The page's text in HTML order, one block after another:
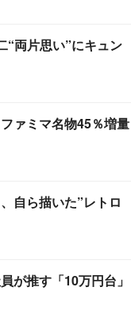
“両片思い”にキュン
ァミマ名物45％増量
自ら描いた”レトロ
が推す「10万円台」